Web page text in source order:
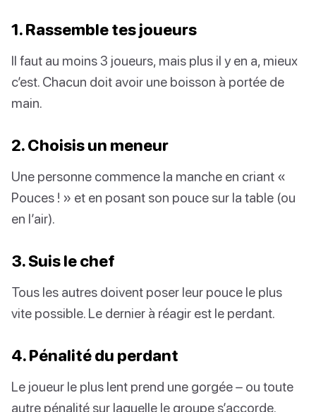
1. Rassemble tes joueurs
Il faut au moins 3 joueurs, mais plus il y en a, mieux
c’est. Chacun doit avoir une boisson à portée de
main.
2. Choisis un meneur
Une personne commence la manche en criant «
Pouces ! » et en posant son pouce sur la table (ou
en l’air).
3. Suis le chef
Tous les autres doivent poser leur pouce le plus
vite possible. Le dernier à réagir est le perdant.
4. Pénalité du perdant
Le joueur le plus lent prend une gorgée – ou toute
autre pénalité sur laquelle le groupe s’accorde.